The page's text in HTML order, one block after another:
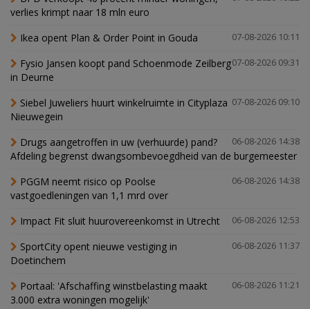
verlies krimpt naar 18 mln euro
07-08-2026 10:11
Ikea opent Plan & Order Point in Gouda
07-08-2026 09:31
Fysio Jansen koopt pand Schoenmode Zeilberg
in Deurne
07-08-2026 09:10
Siebel Juweliers huurt winkelruimte in Cityplaza
Nieuwegein
06-08-2026 14:38
Drugs aangetroffen in uw (verhuurde) pand?
Afdeling begrenst dwangsombevoegdheid van de burgemeester
06-08-2026 14:38
PGGM neemt risico op Poolse
vastgoedleningen van 1,1 mrd over
06-08-2026 12:53
Impact Fit sluit huurovereenkomst in Utrecht
06-08-2026 11:37
SportCity opent nieuwe vestiging in
Doetinchem
06-08-2026 11:21
Portaal: 'Afschaffing winstbelasting maakt
3.000 extra woningen mogelijk'